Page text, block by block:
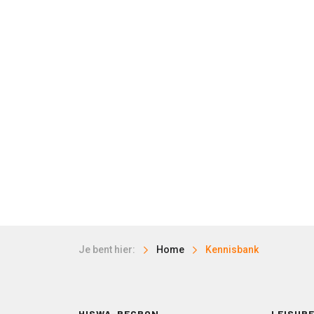
Je bent hier: Home Kennisbank